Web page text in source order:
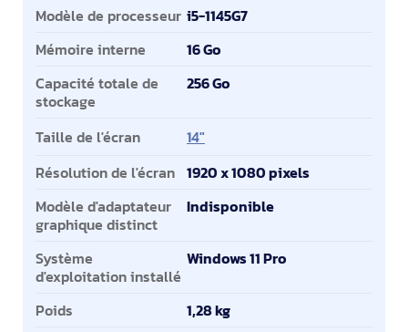
Modèle de processeur i5-1145G7
Mémoire interne
16 Go
Capacité totale de
stockage
256 Go
Taille de l'écran
14"
Résolution de l'écran 1920 x 1080 pixels
Modèle d'adaptateur
graphique distinct
Indisponible
Système
d'exploitation installé
Windows 11 Pro
Poids
1,28 kg